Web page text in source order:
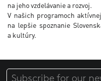
na jeho vzdelávanie a rozvoj.
V našich programoch
na lepšie spoznanie
a kultúry.